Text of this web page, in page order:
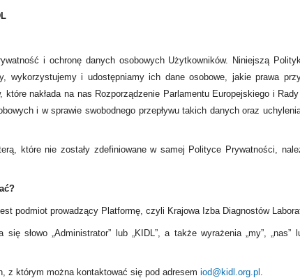
i ochronę danych osobowych Użytkowników. Niniejszą
wykorzystujemy i udostępniamy ich dane osobowe, jakie prawa
nakłada na nas Rozporządzenie Parlamentu Europejskiego i
i w sprawie swobodnego przepływu takich danych oraz
które nie zostały zdefiniowane w samej Polityce Prywatności,
podmiot prowadzący Platformę, czyli Krajowa Izba Diagnostów
słowo „Administrator” lub „KIDL”, a także wyrażenia „my”,
z którym można kontaktować się pod adresem iod@kidl.org.pl .